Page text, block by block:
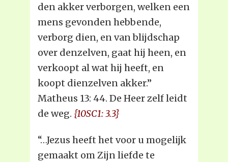
den akker verborgen, welken een
mens gevonden hebbende,
verborg dien, en van blijdschap
over denzelven, gaat hij heen, en
verkoopt al wat hij heeft, en
koopt dienzelven akker.”
Matheus 13: 44. De Heer zelf leidt
de weg. {10SC1: 3.3}
“…Jezus heeft het voor u mogelijk
gemaakt om Zijn liefde te